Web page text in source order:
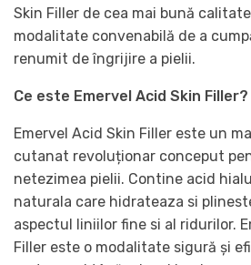
Skin Filler de cea mai bună
modalitate convenabilă de a
renumit de îngrijire a pielii.
Ce este Emervel Acid Skin Filler?
Emervel Acid Skin Filler este un
cutanat revoluționar conceput
netezimea pielii. Contine acid
naturala care hidrateaza si
aspectul liniilor fine si al ridurilor.
Filler este o modalitate sigură și